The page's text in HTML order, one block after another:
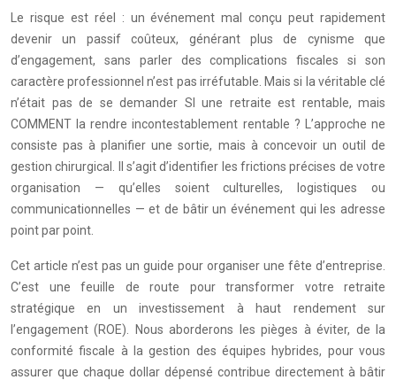
Le risque est réel : un événement mal conçu peut rapidement
devenir un passif coûteux, générant plus de cynisme que
d’engagement, sans parler des complications fiscales si son
caractère professionnel n’est pas irréfutable. Mais si la véritable clé
n’était pas de se demander SI une retraite est rentable, mais
COMMENT la rendre incontestablement rentable ? L’approche ne
consiste pas à planifier une sortie, mais à concevoir un outil de
gestion chirurgical. Il s’agit d’identifier les frictions précises de votre
organisation — qu’elles soient culturelles, logistiques ou
communicationnelles — et de bâtir un événement qui les adresse
point par point.
Cet article n’est pas un guide pour organiser une fête d’entreprise.
C’est une feuille de route pour transformer votre retraite
stratégique en un investissement à haut rendement sur
l’engagement (ROE). Nous aborderons les pièges à éviter, de la
conformité fiscale à la gestion des équipes hybrides, pour vous
assurer que chaque dollar dépensé contribue directement à bâtir